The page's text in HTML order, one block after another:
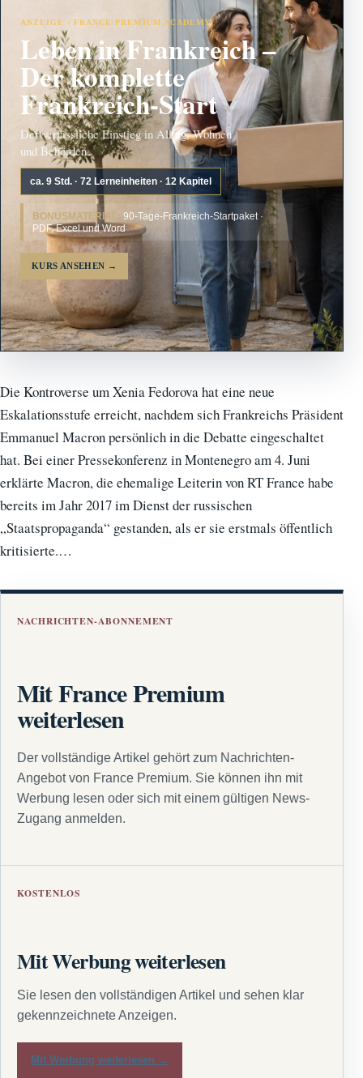
ANZEIGE · FRANCE PREMIUM ACADEMY
Leben in Frankreich –
Der komplette
Frankreich-Start
Der verlässliche Einstieg in Alltag, Wohnen
und Behörden.
ca. 9 Std. · 72 Lerneinheiten · 12 Kapitel
BONUSMATERIAL: 90-Tage-Frankreich-Startpaket ·
PDF, Excel und Word
KURS ANSEHEN →
Die Kontroverse um Xenia Fedorova hat eine neue
Eskalationsstufe erreicht, nachdem sich Frankreichs Präsident
Emmanuel Macron persönlich in die Debatte eingeschaltet
hat. Bei einer Pressekonferenz in Montenegro am 4. Juni
erklärte Macron, die ehemalige Leiterin von RT France habe
bereits im Jahr 2017 im Dienst der russischen
„Staatspropaganda“ gestanden, als er sie erstmals öffentlich
kritisierte.…
NACHRICHTEN-ABONNEMENT
Mit France Premium
weiterlesen
Der vollständige Artikel gehört zum Nachrichten-
Angebot von France Premium. Sie können ihn mit
Werbung lesen oder sich mit einem gültigen News-
Zugang anmelden.
KOSTENLOS
Mit Werbung weiterlesen
Sie lesen den vollständigen Artikel und sehen klar
gekennzeichnete Anzeigen.
Mit Werbung weiterlesen →